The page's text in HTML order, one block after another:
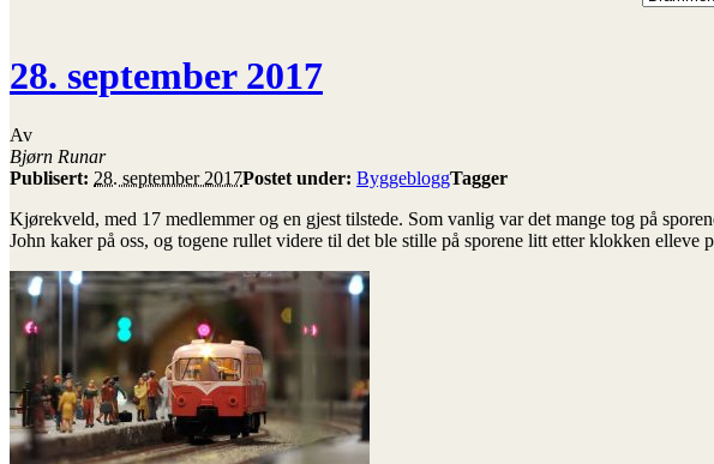
28. september 2017
Av
Bjørn Runar
Publisert: 28. september 2017Postet under: ByggebloggTagger
Kjørekveld, med 17 medlemmer og en gjest tilstede. Som vanlig var det mange tog på
John kaker på oss, og togene rullet videre til det ble stille på sporene litt etter klokken elleve